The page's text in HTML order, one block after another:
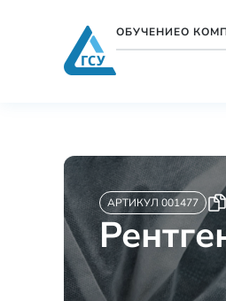
ОБУЧЕНИЕО
АРТИКУЛ 001477